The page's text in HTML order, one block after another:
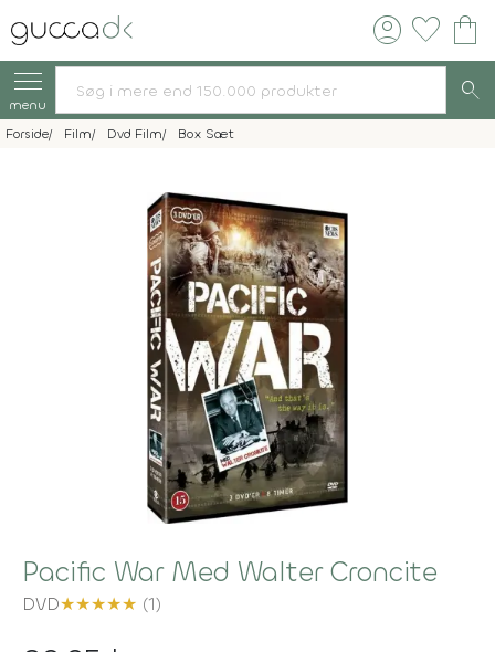
account_circle favorite shopping_bag
menu search
Forside Film Dvd Film Box Sæt
Pacific War Med Walter Croncite
DVD★★★★★ (1)